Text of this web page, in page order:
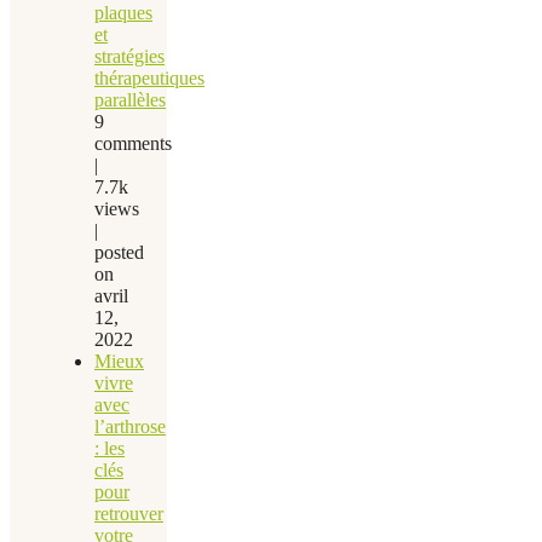
plaques
et
stratégies
thérapeutiques
parallèles
9
comments
|
7.7k
views
|
posted
on
avril
12,
2022
Mieux
vivre
avec
l’arthrose
: les
clés
pour
retrouver
votre